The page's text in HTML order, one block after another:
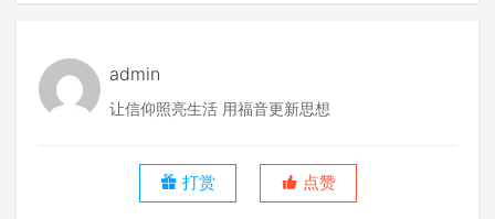
admin
让信仰照亮生活 用福音更新思想
打赏 点赞